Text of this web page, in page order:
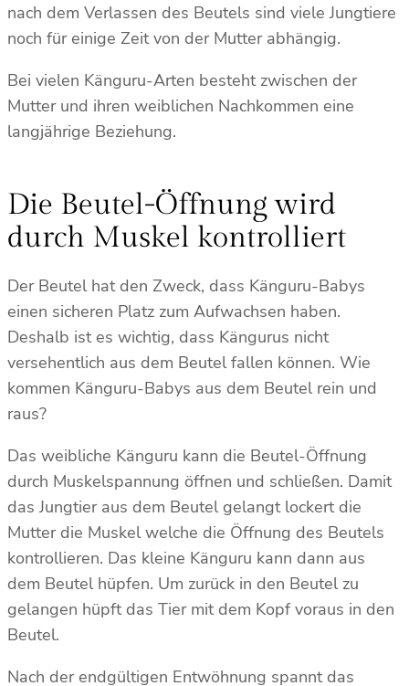
nach dem Verlassen des Beutels sind viele Jungtiere
noch für einige Zeit von der Mutter abhängig.
Bei vielen Känguru-Arten besteht zwischen der
Mutter und ihren weiblichen Nachkommen eine
langjährige Beziehung.
Die Beutel-Öffnung wird
durch Muskel kontrolliert
Der Beutel hat den Zweck, dass Känguru-Babys
einen sicheren Platz zum Aufwachsen haben.
Deshalb ist es wichtig, dass Kängurus nicht
versehentlich aus dem Beutel fallen können. Wie
kommen Känguru-Babys aus dem Beutel rein und
raus?
Das weibliche Känguru kann die Beutel-Öffnung
durch Muskelspannung öffnen und schließen. Damit
das Jungtier aus dem Beutel gelangt lockert die
Mutter die Muskel welche die Öffnung des Beutels
kontrollieren. Das kleine Känguru kann dann aus
dem Beutel hüpfen. Um zurück in den Beutel zu
gelangen hüpft das Tier mit dem Kopf voraus in den
Beutel.
Nach der endgültigen Entwöhnung spannt das